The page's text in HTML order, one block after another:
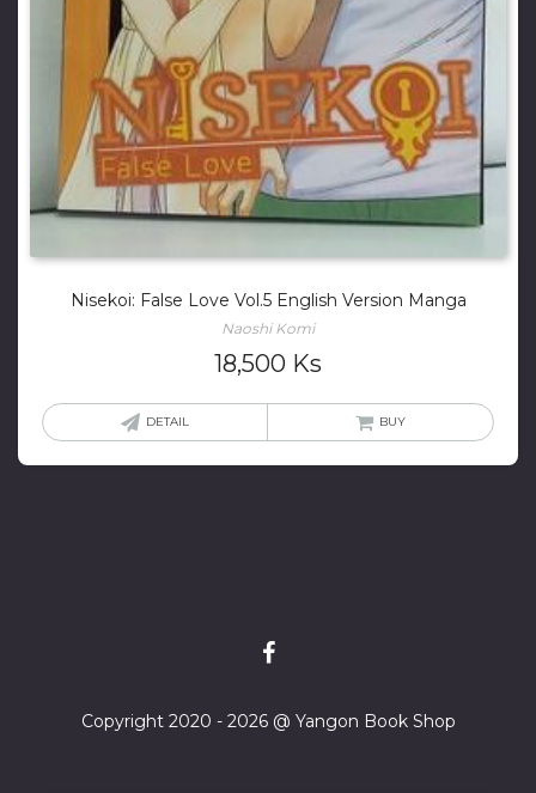
Nisekoi: False Love Vol.5 English Version Manga
Naoshi Komi
18,500 Ks
DETAIL BUY
Copyright 2020 - 2026 @ Yangon Book Shop